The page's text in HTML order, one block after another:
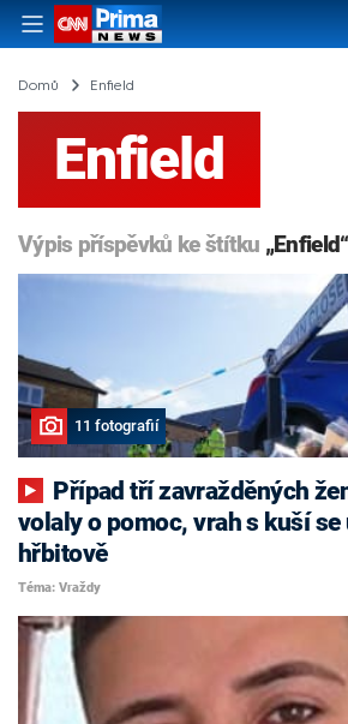
Domů Enfield
Enfield
Výpis příspěvků ke štítku „Enfield“
11 fotografií
volaly o pomoc, vrah s kuší se
hřbitově
Téma: Vraždy